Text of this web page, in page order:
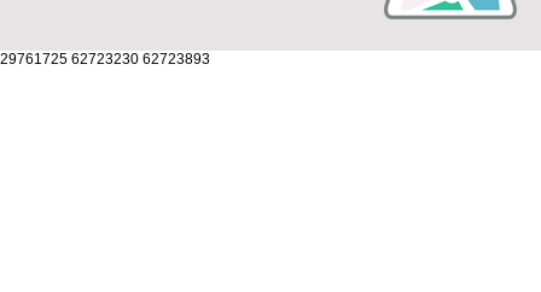
29761725 62723230 62723893